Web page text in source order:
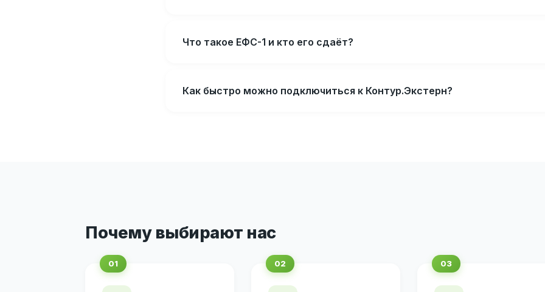
Что такое ЕФС-1 и кто его сдаёт?
Как быстро можно подключиться к Контур.Экстерн?
Почему выбирают нас